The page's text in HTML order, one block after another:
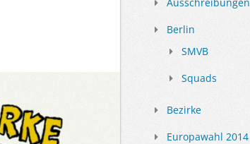
Berlin
SMVB
Squads
Bezirke
Europawahl 2014